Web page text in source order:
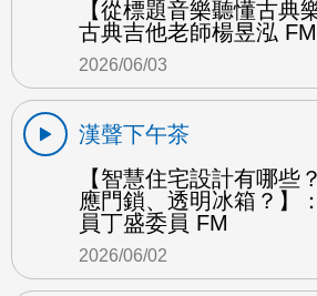
【從標題音樂聽懂古典
古典吉他老師楊昱泓 FM
2026/06/03
漢聲下午茶
【智慧住宅設計有哪些
應門鎖、透明冰箱？】
員丁盛委員 FM
2026/06/02